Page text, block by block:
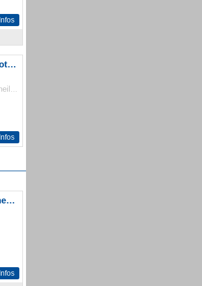
Kroker Bernadette Praxis für Physiotherapie
Lackus Privatpraxis Mario Physiotherapeut